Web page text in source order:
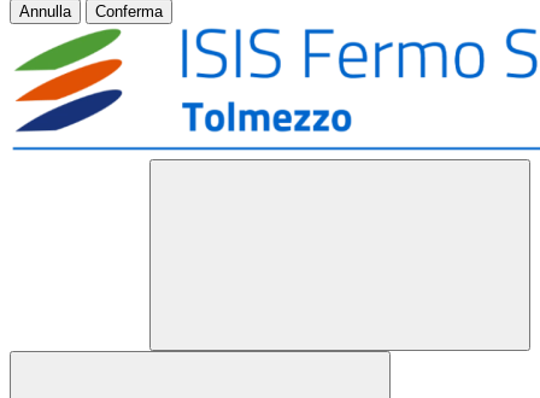
Annulla Conferma